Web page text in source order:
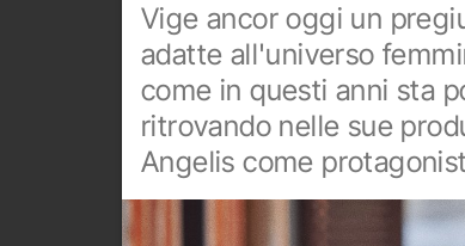
Vige ancor oggi un
adatte all'universo
come in questi anni sta
ritrovando nelle sue
Angelis come